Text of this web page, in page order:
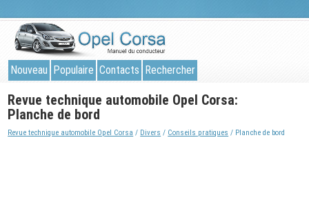
Nouveau Populaire Contacts Rechercher
Revue technique automobile Opel Corsa:
Planche de bord
Revue technique automobile Opel Corsa / Divers / Conseils pratiques / Planche de bord